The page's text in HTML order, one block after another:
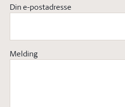
Din e-postadresse
Melding